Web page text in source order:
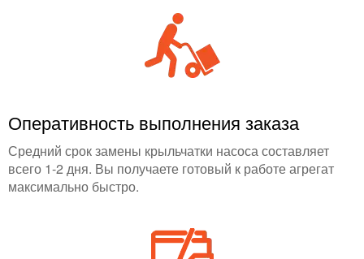
Оперативность выполнения заказа
Средний срок замены крыльчатки насоса составляет
всего 1-2 дня. Вы получаете готовый к работе агрегат
максимально быстро.